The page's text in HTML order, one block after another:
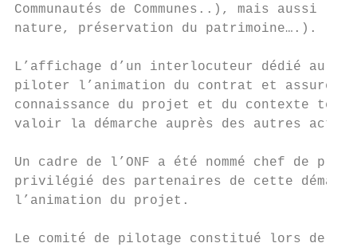
Communautés de Communes..), mais
nature, préservation du patrimoine….).
L’affichage d’un interlocuteur dédié au
piloter l’animation du contrat et assurer
connaissance du projet et du contexte
valoir la démarche auprès des autres
Un cadre de l’ONF a été nommé chef de
privilégié des partenaires de cette
l’animation du projet.
Le comité de pilotage constitué lors de